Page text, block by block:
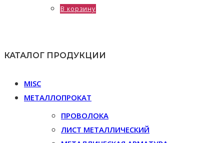
В корзину
КАТАЛОГ ПРОДУКЦИИ
MISC
МЕТАЛЛОПРОКАТ
ПРОВОЛОКА
ЛИСТ МЕТАЛЛИЧЕСКИЙ